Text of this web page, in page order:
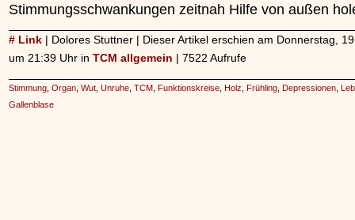
Stimmungsschwankungen zeitnah Hilfe von außen
# Link | Dolores Stuttner | Dieser Artikel erschien am Donnerstag,
um 21:39 Uhr in TCM allgemein | 7522 Aufrufe
Stimmung Organ Wut Unruhe TCM Funktionskreise Holz Frühling Depressionen
Gallenblase